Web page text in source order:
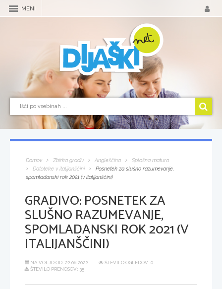
MENI
Domov Zbirka gradiv Angleščina
Splošna matura
Datoteke v italijanščini
Posnetek za slušno razumevanje,
spomladanski rok 2021 (v italijanščini)
GRADIVO:POSNETEK ZA
SLUŠNO RAZUMEVANJE,
SPOMLADANSKI ROK 2021 (V
ITALIJANŠČINI)
NA VOLJO OD: 22.06.2022
ŠTEVILO OGLEDOV: 0
ŠTEVILO PRENOSOV: 35